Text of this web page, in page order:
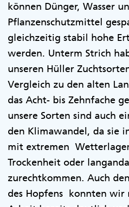
können Dünger, Wasser
Pflanzenschutzmittel
gleichzeitig stabil hohe
werden. Unterm Strich
unseren Hüller
Vergleich zu den alten
das Acht- bis Zehnfache
unsere Sorten sind auch
den Klimawandel, da sie
mit extremen
Trockenheit oder
zurechtkommen. Auch
des Hopfens konnten wir